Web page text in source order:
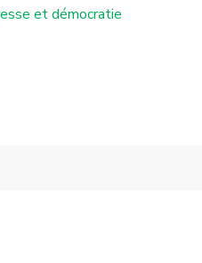
et démocratie